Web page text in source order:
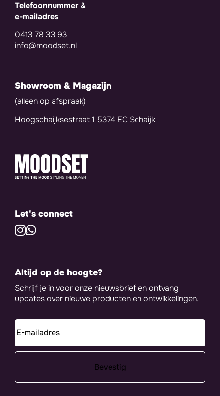
Telefoonnummer &
e-mailadres
0413 78 33 93
info@moodset.nl
Showroom & Magazijn
(alleen op afspraak)
Hoogschaijksestraat 1 5374 EC Schaijk
Let's connect
Altijd op de hoogte?
Schrijf je in voor onze nieuwsbrief en ontvang
updates over nieuwe producten en ontwikkelingen.